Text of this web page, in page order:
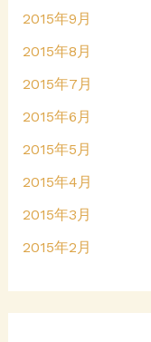
2015年9月
2015年8月
2015年7月
2015年6月
2015年5月
2015年4月
2015年3月
2015年2月